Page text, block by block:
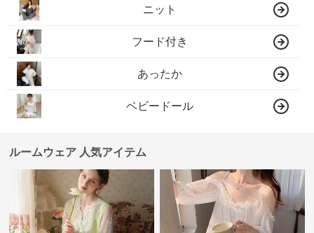
ニット
フード付き
あったか
ベビードール
ルームウェア 人気アイテム